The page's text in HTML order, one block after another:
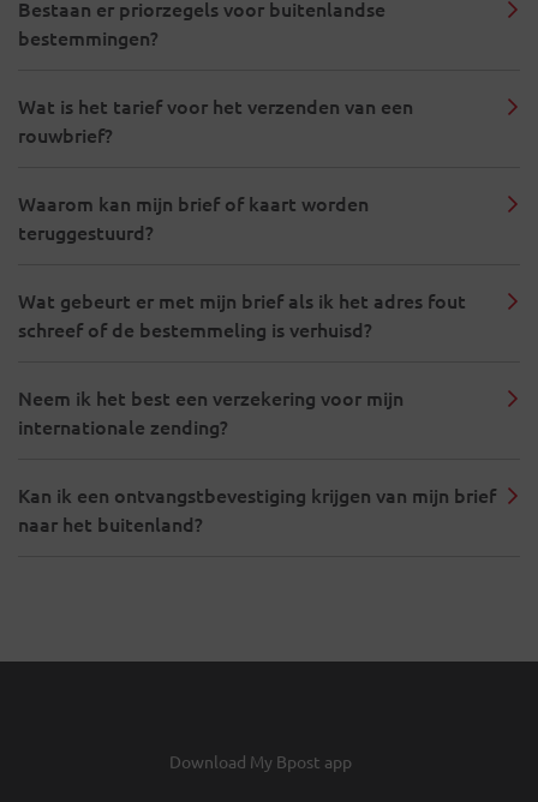
Bestaan er priorzegels voor buitenlandse
bestemmingen?
Wat is het tarief voor het verzenden van een
rouwbrief?
Waarom kan mijn brief of kaart worden
teruggestuurd?
Wat gebeurt er met mijn brief als ik het adres fout
schreef of de bestemmeling is verhuisd?
Neem ik het best een verzekering voor mijn
internationale zending?
Kan ik een ontvangstbevestiging krijgen van mijn brief
naar het buitenland?
Download My Bpost app